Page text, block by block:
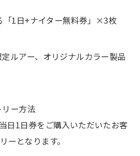
「1日+ナイター無料券」×3枚
ルアー、オリジナルカラー製品
ー方法
日1日券をご購入いただいたお客
ーとなります。